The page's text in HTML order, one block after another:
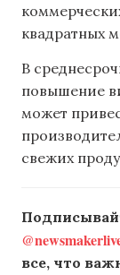
квадратных
В
повышение
может
свежих
все, что